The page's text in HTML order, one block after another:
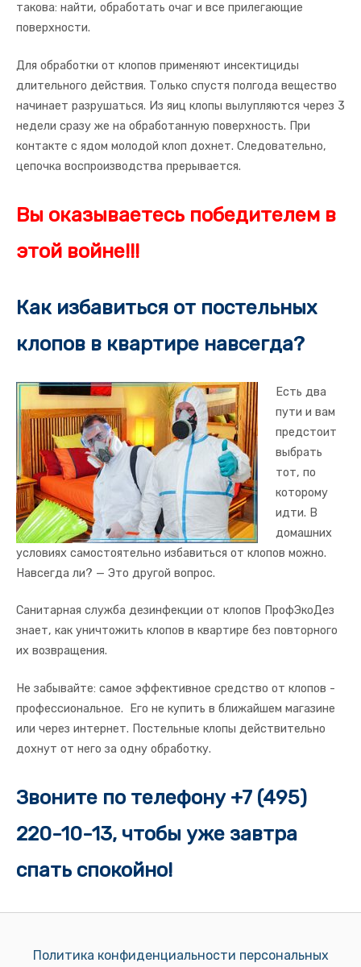
такова: найти, обработать очаг и все прилегающие
поверхности.
Для обработки от клопов применяют инсектициды
длительного действия. Только спустя полгода вещество
начинает разрушаться. Из яиц клопы вылупляются через 3
недели сразу же на обработанную поверхность. При
контакте с ядом молодой клоп дохнет. Следовательно,
цепочка воспроизводства прерывается.
Вы оказываетесь победителем в
этой войне!!!
Как избавиться от постельных
клопов в квартире навсегда?
Есть два
пути и вам
предстоит
выбрать
тот, по
которому
идти. В
домашних
условиях самостоятельно избавиться от клопов можно.
Навсегда ли? — Это другой вопрос.
Санитарная служба дезинфекции от клопов ПрофЭкоДез
знает, как уничтожить клопов в квартире без повторного
их возвращения.
Не забывайте: самое эффективное средство от клопов -
профессиональное. Его не купить в ближайшем магазине
или через интернет. Постельные клопы действительно
дохнут от него за одну обработку.
Звоните по телефону +7 (495)
220-10-13, чтобы уже завтра
спать спокойно!
Политика конфиденциальности персональных